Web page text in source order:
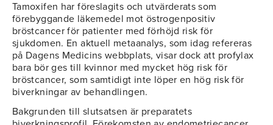
Tamoxifen har föreslagits och utvärderats som
förebyggande läkemedel mot östrogenpositiv
bröstcancer för patienter med förhöjd risk för
sjukdomen. En aktuell metaanalys, som idag refereras
på Dagens Medicins webbplats, visar dock att profylax
bara bör ges till kvinnor med mycket hög risk för
bröstcancer, som samtidigt inte löper en hög risk för
biverkningar av behandlingen.
Bakgrunden till slutsatsen är preparatets